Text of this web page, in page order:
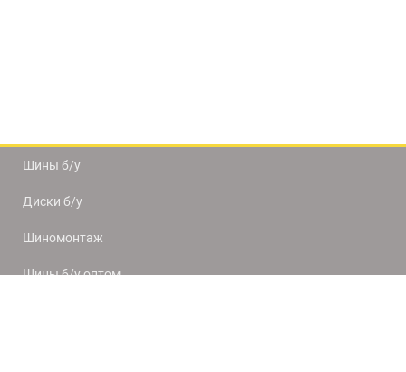
Шины б/у
Диски б/у
Шиномонтаж
Шины б/у оптом